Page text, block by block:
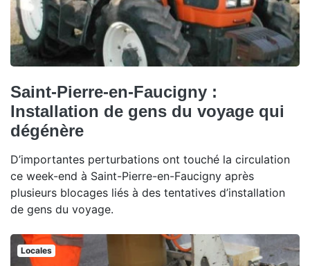
Saint-Pierre-en-Faucigny :
Installation de gens du voyage qui
dégénère
D’importantes perturbations ont touché la circulation
ce week-end à Saint-Pierre-en-Faucigny après
plusieurs blocages liés à des tentatives d’installation
de gens du voyage.
Locales